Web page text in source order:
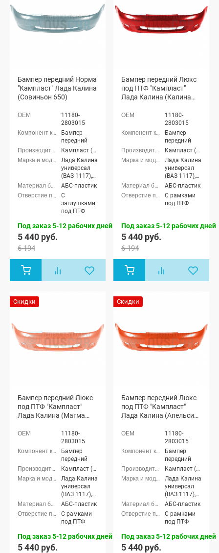
Бампер передний Норма
"Кампласт" Лада Калина
(Совиньон 650)
11180-
2803015
Бампер
передний
Кампласт (г. Набережные Челны)
Лада Калина
универсал
(ВАЗ 1117),
Лада Калина
седан (ВАЗ
1118), Лада
Калина
хэтчбек (ВАЗ
1119)
АБС-пластик
С
заглушками
под ПТФ
Под заказ 5-12 рабочих дней
5 440 руб.
6 194
Бампер передний Люкс
под ПТФ "Кампласт"
Лада Калина (Калина
11180-
2803015
Бампер
передний
Кампласт (г. Набережные Челны)
Лада Калина
универсал
(ВАЗ 1117),
Лада Калина
седан (ВАЗ
1118), Лада
Калина
1119)
АБС-пластик
С рамками
под ПТФ
Под заказ 5-12 рабочих дней
5 440 руб.
6 194
Скидки
Бампер передний Люкс
под ПТФ "Кампласт"
Лада Калина (Магма
11180-
2803015
Бампер
передний
Кампласт (г. Набережные Челны)
Лада Калина
универсал
(ВАЗ 1117),
Лада Калина
1118), Лада
Калина
хэтчбек (ВАЗ
1119)
АБС-пластик
С рамками
под ПТФ
Под заказ 5-12 рабочих дней
5 440 руб.
Скидки
Бампер передний Люкс
под ПТФ "Кампласт"
Лада Калина (Апельсин
11180-
2803015
Бампер
передний
Кампласт (г. Набережные Челны)
Лада Калина
универсал
(ВАЗ 1117),
Лада Калина
1118), Лада
Калина
хэтчбек (ВАЗ
1119)
АБС-пластик
С рамками
под ПТФ
Под заказ 5-12 рабочих дней
5 440 руб.